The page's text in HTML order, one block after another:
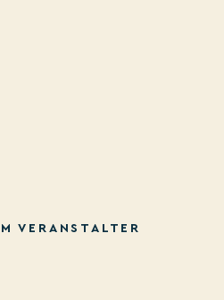
VERANSTALTER